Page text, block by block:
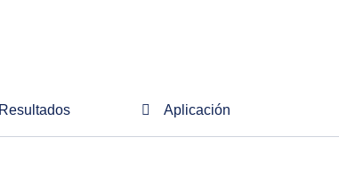
Resultados Aplicación